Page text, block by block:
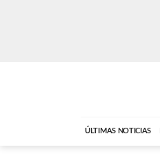
ÚLTIMAS NOTICIAS